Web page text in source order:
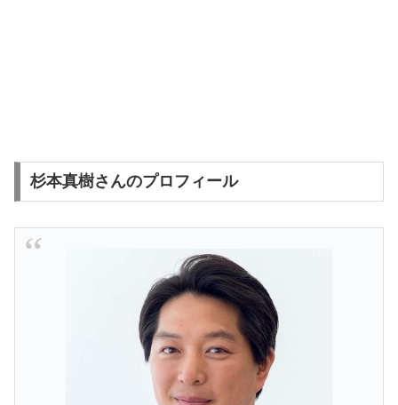
杉本真樹さんのプロフィール